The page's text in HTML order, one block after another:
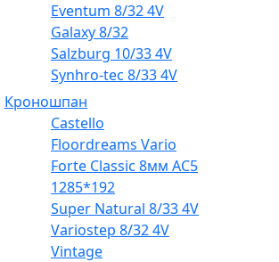
Eventum 8/32 4V
Galaxy 8/32
Salzburg 10/33 4V
Synhro-tec 8/33 4V
Кроношпан
Castello
Floordreams Vario
Forte Classic 8мм AC5
1285*192
Super Natural 8/33 4V
Variostep 8/32 4V
Vintage